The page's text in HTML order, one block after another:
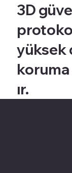
3D
yüksek
ır.